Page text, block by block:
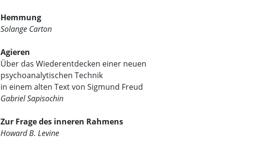
Hemmung
Solange Carton
Agieren
Über das Wiederentdecken einer neuen
psychoanalytischen Technik
in einem alten Text von Sigmund Freud
Gabriel Sapisochin
Zur Frage des inneren Rahmens
Howard B. Levine